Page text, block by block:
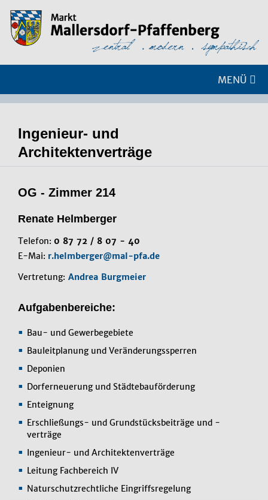
MENÜ
Ingenieur- und
Architektenverträge
OG - Zimmer 214
Renate Helmberger
Telefon: 0 87 72 / 8 07 - 40
E-Mai: r.helmberger@mal-pfa.de
Vertretung: Andrea Burgmeier
Aufgabenbereiche:
Bau- und Gewerbegebiete
Bauleitplanung und Veränderungssperren
Deponien
Dorferneuerung und Städtebauförderung
Enteignung
Erschließungs- und Grundstücksbeiträge und -
verträge
Ingenieur- und Architektenverträge
Leitung Fachbereich IV
Naturschutzrechtliche Eingriffsregelung